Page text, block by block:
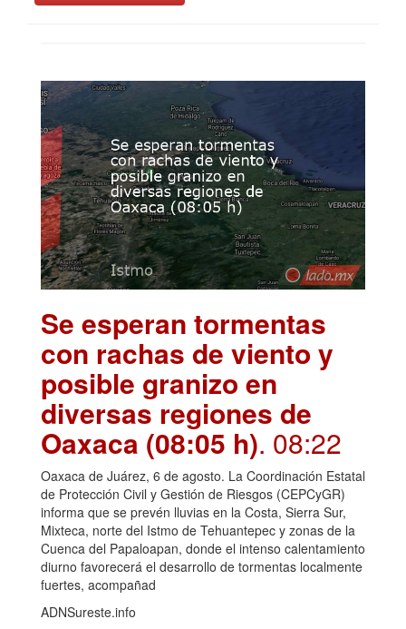
Se esperan tormentas
con rachas de viento y
posible granizo en
diversas regiones de
Oaxaca (08:05 h). 08:22
Oaxaca de Juárez, 6 de agosto. La Coordinación Estatal
de Protección Civil y Gestión de Riesgos (CEPCyGR)
informa que se prevén lluvias en la Costa, Sierra Sur,
Mixteca, norte del Istmo de Tehuantepec y zonas de la
Cuenca del Papaloapan, donde el intenso calentamiento
diurno favorecerá el desarrollo de tormentas localmente
fuertes, acompañad
ADNSureste.info